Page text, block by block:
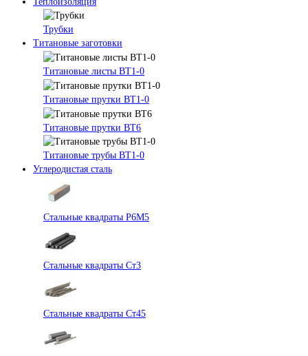
Трубки
Титановые заготовки
Титановые листы ВТ1-0
Титановые прутки ВТ1-0
Титановые прутки ВТ6
Титановые трубы ВТ1-0
Углеродистая сталь
Стальные квадраты Р6М5
Стальные квадраты Ст3
Стальные квадраты Ст45